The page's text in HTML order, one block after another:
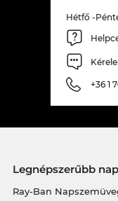
Hétfő -
+36 1
Legnépszerűbb
Ray-Ban